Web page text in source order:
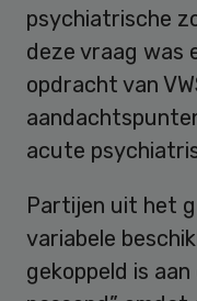
psychiatrische
deze vraag was
opdracht van
acute
Partijen uit het
variabele
gekoppeld is